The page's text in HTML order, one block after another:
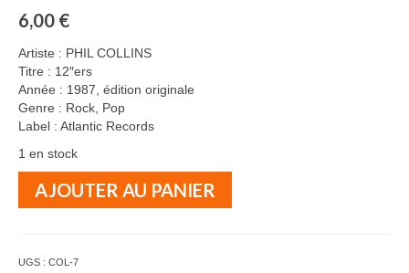
6,00 €
Artiste : PHIL COLLINS
Titre : 12″ers
Année : 1987, édition originale
Genre : Rock, Pop
Label : Atlantic Records
1 en stock
AJOUTER AU PANIER
UGS : COL-7